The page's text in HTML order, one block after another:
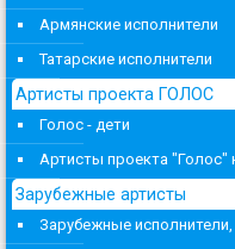
Армянские исполнители
Татарские исполнители
Артисты проекта ГОЛОС
Голос - дети
Артисты проекта "Голос"
Зарубежные артисты
Зарубежные исполнители,